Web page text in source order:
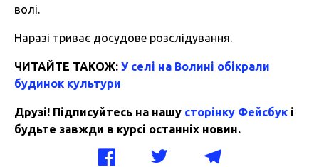
волі.
Наразі триває досудове розслідування.
ЧИТАЙТЕ ТАКОЖ: У селі на Волині обікрали
будинок культури
Друзі! Підписуйтесь на нашу сторінку Фейсбук і
будьте завжди в курсі останніх новин.